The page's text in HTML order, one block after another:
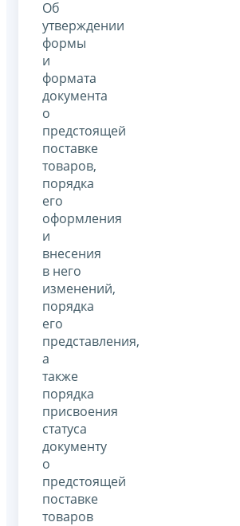
Об
утверждении
формы
и
формата
документа
о
предстоящей
поставке
товаров,
порядка
его
оформления
и
внесения
в него
изменений,
порядка
его
представления,
а
также
порядка
присвоения
статуса
документу
о
предстоящей
поставке
товаров